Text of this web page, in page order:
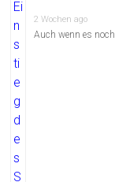
2 Wochen ago
Auch wenn es